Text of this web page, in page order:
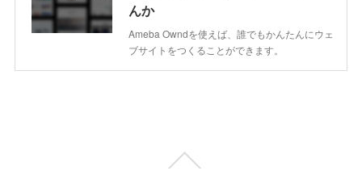
んか
Ameba Owndを使えば、誰でもかんたんにウェ
ブサイトをつくることができます。